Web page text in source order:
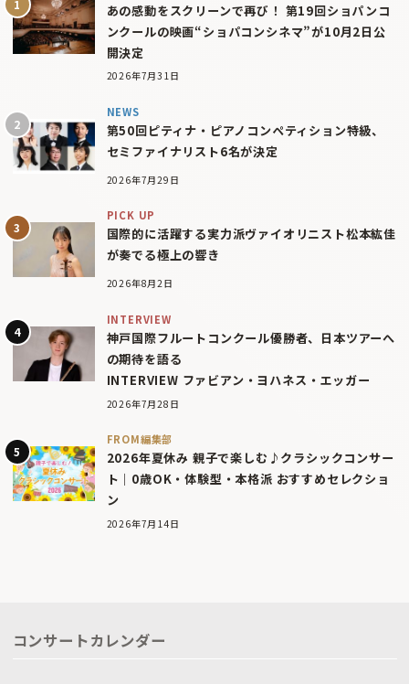
あの感動をスクリーンで再び！ 第19回ショパンコ
ンクールの映画“ショパコンシネマ”が10月2日公
開決定
2026年7月31日
NEWS
第50回ピティナ・ピアノコンペティション特級、
セミファイナリスト6名が決定
2026年7月29日
PICK UP
国際的に活躍する実力派ヴァイオリニスト松本紘佳
が奏でる極上の響き
2026年8月2日
INTERVIEW
神戸国際フルートコンクール優勝者、日本ツアーへ
の期待を語る
INTERVIEW ファビアン・ヨハネス・エッガー
2026年7月28日
FROM編集部
2026年夏休み 親子で楽しむ♪クラシックコンサー
ト｜0歳OK・体験型・本格派 おすすめセレクショ
ン
2026年7月14日
コンサートカレンダー